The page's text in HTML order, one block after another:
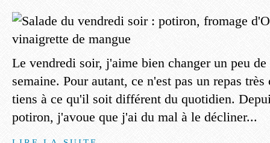
Le vendredi soir, j'aime bien changer un peu
semaine. Pour autant, ce n'est pas un repas
tiens à ce qu'il soit différent du quotidien.
potiron, j'avoue que j'ai du mal à le décliner...